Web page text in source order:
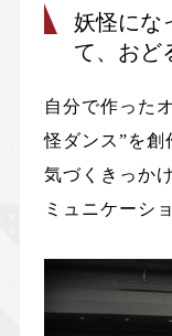
妖怪にな
て、おど
自分で作った
怪ダンス”を創
気づくきっか
ミュニケーシ